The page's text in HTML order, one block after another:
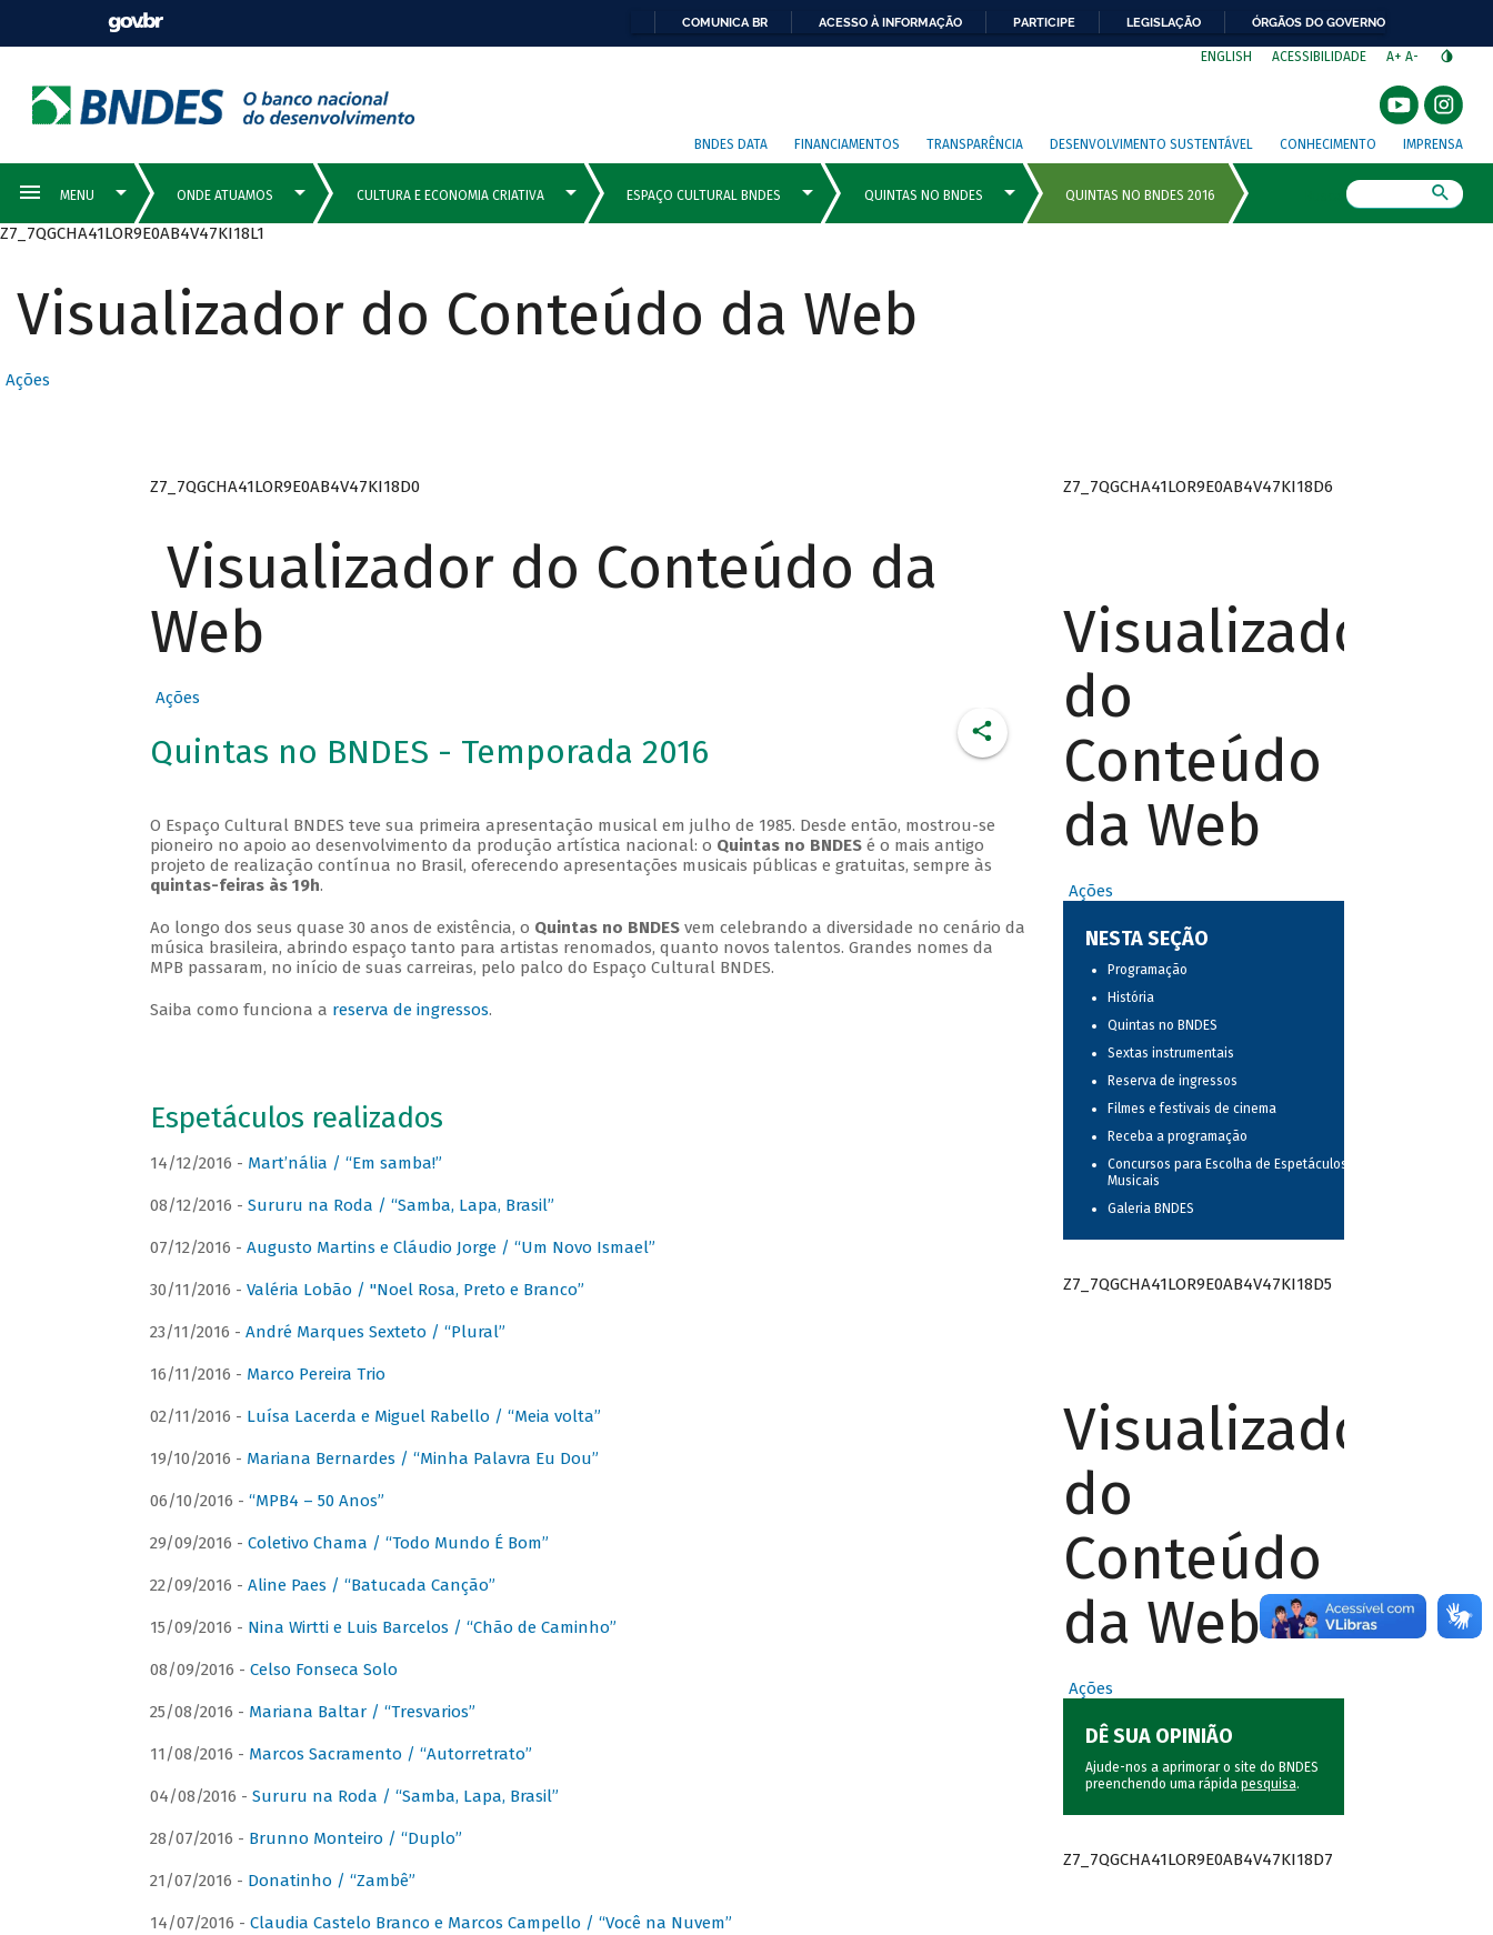
COMUNICA BR ACESSO À INFORMAÇÃO PARTICIPE LEGISLAÇÃO ÓRGÃOS DO GOVERNO
ENGLISH ACESSIBILIDADE A+ A-
BNDES DATA FINANCIAMENTOS TRANSPARÊNCIA DESENVOLVIMENTO SUSTENTÁVEL CONHECIMENTO IMPRENSA
Z7_7QGCHA41LOR9E0AB4V47KI18L1
Visualizador do Conteúdo da Web
Ações
Z7_7QGCHA41LOR9E0AB4V47KI18D0
Visualizador do Conteúdo da
Web
Ações
Quintas no BNDES - Temporada 2016
O Espaço Cultural BNDES teve sua primeira apresentação musical em julho de 1985. Desde então, mostrou-se
pioneiro no apoio ao desenvolvimento da produção artística nacional: o Quintas no BNDESé o mais antigo
projeto de realização contínua no Brasil, oferecendo apresentações musicais públicas e gratuitas, sempre às
quintas-feiras às 19h.
Ao longo dos seus quase 30 anos de existência, o Quintas no BNDESvem celebrando a diversidade no cenário da
música brasileira, abrindo espaço tanto para artistas renomados, quanto novos talentos. Grandes nomes da
MPB passaram, no início de suas carreiras, pelo palco do Espaço Cultural BNDES.
Saiba como funciona a reserva de ingressos.
Espetáculos realizados
14/12/2016 - Mart’nália / “Em samba!”
08/12/2016 - Sururu na Roda / “Samba, Lapa, Brasil”
07/12/2016 - Augusto Martins e Cláudio Jorge / “Um Novo Ismael”
30/11/2016 - Valéria Lobão / "Noel Rosa, Preto e Branco”
23/11/2016 - André Marques Sexteto / “Plural”
16/11/2016 - Marco Pereira Trio
02/11/2016 - Luísa Lacerda e Miguel Rabello / “Meia volta”
19/10/2016 - Mariana Bernardes / “Minha Palavra Eu Dou”
06/10/2016 - “MPB4 – 50 Anos”
29/09/2016 - Coletivo Chama / “Todo Mundo É Bom”
22/09/2016 - Aline Paes / “Batucada Canção”
15/09/2016 - Nina Wirtti e Luis Barcelos / “Chão de Caminho”
08/09/2016 - Celso Fonseca Solo
25/08/2016 - Mariana Baltar / “Tresvarios”
11/08/2016 - Marcos Sacramento / “Autorretrato”
04/08/2016 - Sururu na Roda / “Samba, Lapa, Brasil”
28/07/2016 - Brunno Monteiro / “Duplo”
21/07/2016 - Donatinho / “Zambê”
14/07/2016 - Claudia Castelo Branco e Marcos Campello / “Você na Nuvem”
Z7_7QGCHA41LOR9E0AB4V47KI18D6
Visualizador
do
Conteúdo
da Web
Ações
NESTA SEÇÃO
Programação
História
Quintas no BNDES
Sextas instrumentais
Reserva de ingressos
Filmes e festivais de cinema
Receba a programação
Concursos para Escolha de Espetáculos
Musicais
Galeria BNDES
Z7_7QGCHA41LOR9E0AB4V47KI18D5
Visualizador
do
Conteúdo
da Web
Ações
DÊ SUA OPINIÃO
Ajude-nos a aprimorar o site do BNDES
preenchendo uma rápida pesquisa.
Z7_7QGCHA41LOR9E0AB4V47KI18D7